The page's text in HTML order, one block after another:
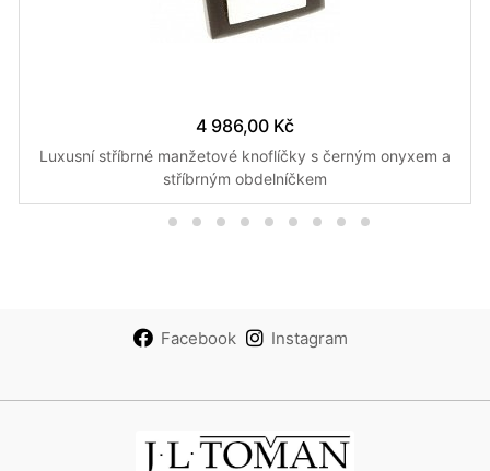
4 986,00 Kč
Luxusní stříbrné manžetové knoflíčky s černým onyxem a
stříbrným obdelníčkem
Facebook Instagram